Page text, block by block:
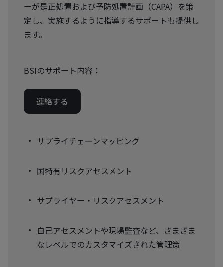
ーが是正処置および予防処置計画（CAPA）を策
定し、実施するように指導するサポートも提供し
ます。
BSIのサポート内容：
連絡する
サプライチェーンマッピング
国特有リスクアセスメント
サプライヤー・リスクアセスメント
自己アセスメントや現場監査など、さまざま
なレベルでのカスタマイズされた管理策